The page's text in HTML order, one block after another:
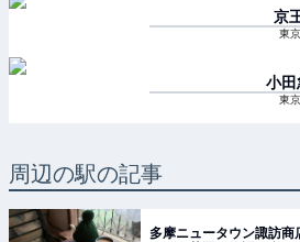
京
東
小田
東
周辺の駅の記事
多摩ニュータウン諏訪商